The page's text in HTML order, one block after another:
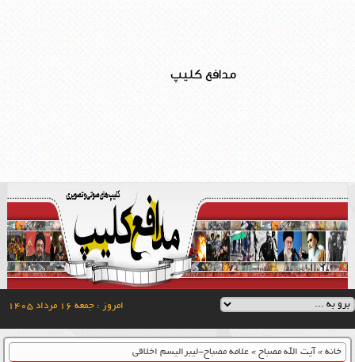
مدافع کلیپ
امروز : جمعه ۱۶ مرداد ۱۴۰۵
خانه» آیت الله مصباح» علامه مصباح-لیبرالیسم اخلاقی